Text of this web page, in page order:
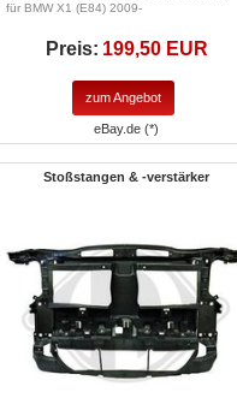
für BMW X1 (E84) 2009-
Preis: 199,50 EUR
zum Angebot
eBay.de (*)
Stoßstangen & -verstärker